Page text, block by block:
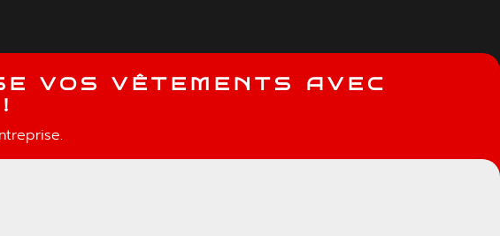
E VO S V Ê T E M E N T S A V E C
!